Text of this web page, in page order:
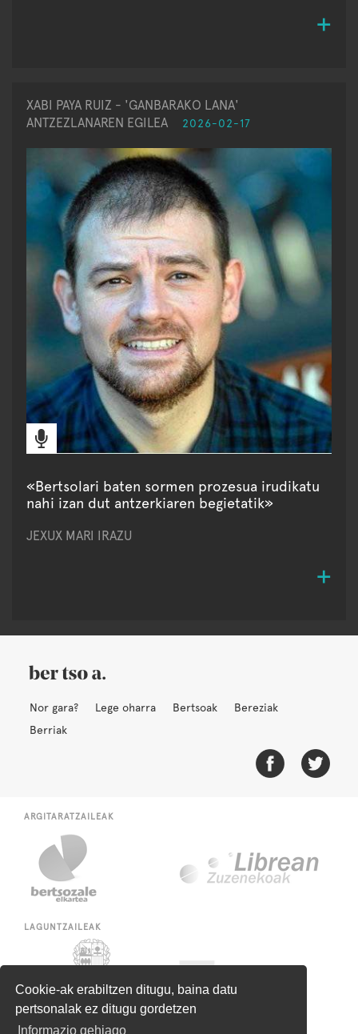
Cookie-ak erabiltzen ditugu, baina datu
pertsonalak ez ditugu gordetzen
Informazio gehiago
XABI PAYA RUIZ - 'GANBARAKO LANA'
ANTZEZLANAREN EGILEA
2026-02-17
«Bertsolari baten sormen prozesua irudikatu
nahi izan dut antzerkiaren begietatik»
JEXUX MARI IRAZU
Nor gara? Lege oharra Bertsoak
Bereziak
Berriak
ARGITARATZAILEAK
LAGUNTZAILEAK